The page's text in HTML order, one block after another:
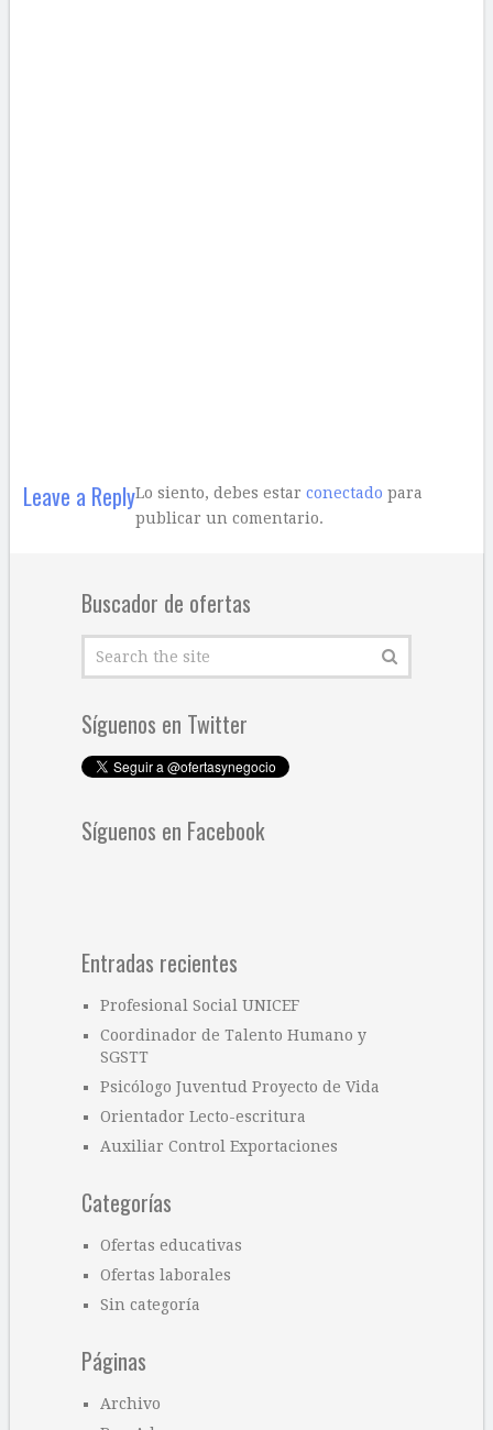
Leave a ReplyLo siento, debes estar conectado para
publicar un comentario.
Buscador de ofertas
Síguenos en Twitter
Síguenos en Facebook
Entradas recientes
Profesional Social UNICEF
Coordinador de Talento Humano y
SGSTT
Psicólogo Juventud Proyecto de Vida
Orientador Lecto-escritura
Auxiliar Control Exportaciones
Categorías
Ofertas educativas
Ofertas laborales
Sin categoría
Páginas
Archivo